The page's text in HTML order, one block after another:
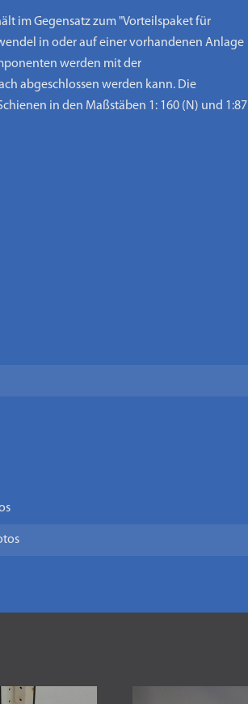
im Gegensatz zum "Vorteilspaket für
in oder auf einer vorhandenen Anlage
werden mit der
abgeschlossen werden kann. Die
in den Maßstäben 1: 160 (N) und 1:87